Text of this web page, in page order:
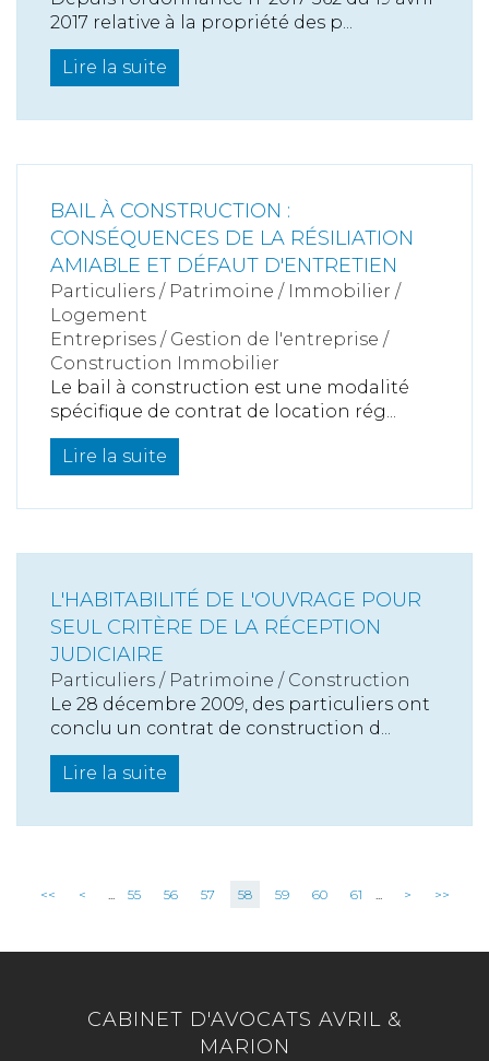
2017 relative à la propriété des p...
Lire la suite
BAIL À CONSTRUCTION :
CONSÉQUENCES DE LA RÉSILIATION
AMIABLE ET DÉFAUT D'ENTRETIEN
Particuliers / Patrimoine / Immobilier /
Logement
Entreprises / Gestion de l'entreprise /
Construction Immobilier
Le bail à construction est une modalité
spécifique de contrat de location rég...
Lire la suite
L'HABITABILITÉ DE L'OUVRAGE POUR
SEUL CRITÈRE DE LA RÉCEPTION
JUDICIAIRE
Particuliers / Patrimoine / Construction
Le 28 décembre 2009, des particuliers ont
conclu un contrat de construction d...
Lire la suite
<< < 55 56 57 58 59 60 61 > >>
CABINET D'AVOCATS AVRIL &
MARION